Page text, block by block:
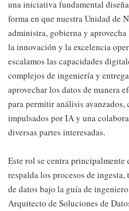
una iniciativa fundamental
forma en que nuestra Unidad de
administra, gobierna y
la innovación y la excelencia
escalamos las capacidades
complejos de ingeniería y
aprovechar los datos de manera
para permitir análisis avanzados,
impulsados por IA y una
diversas partes interesadas.
Este rol se centra principalmente
respalda los procesos de
de datos bajo la guía de
Arquitecto de Soluciones de